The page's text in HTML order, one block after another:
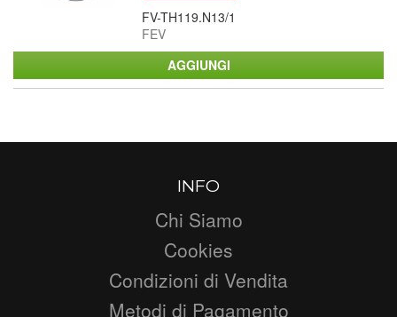
FV-TH119.N13/1
FEV
INFO
Chi Siamo
Cookies
Condizioni di Vendita
Metodi di Pagamento